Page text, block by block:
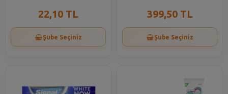
22,10 TL
Şube Seçiniz
399,50 TL
Şube Seçiniz